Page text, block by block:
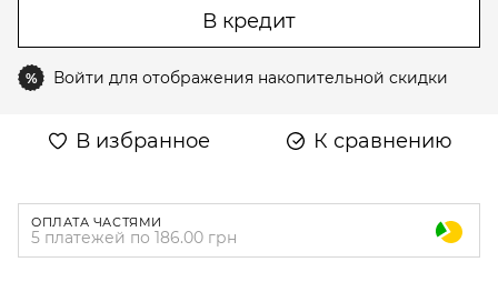
В кредит
% Войти для отображения накопительной скидки
В избранное К сравнению
ОПЛАТА ЧАСТЯМИ
5 платежей по 186.00 грн